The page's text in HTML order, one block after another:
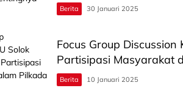
Berita 30 Januari 2025
Focus Group Discussion
Partisipasi Masyarakat
Berita 10 Januari 2025